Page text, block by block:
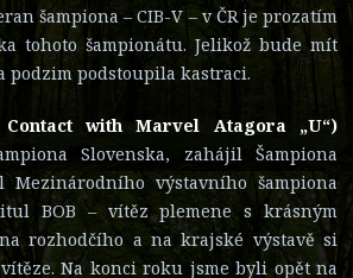
šampiona – CIB-V – v ČR je prozatím
tohoto šampionátu. Jelikož bude mít
podzim podstoupila kastraci.
Contact with Marvel Atagora „U“)
Slovenska, zahájil Šampiona
Mezinárodního výstavního šampiona
BOB – vítěz plemene s krásným
rozhodčího a na krajské výstavě si
Na konci roku jsme byli opět na